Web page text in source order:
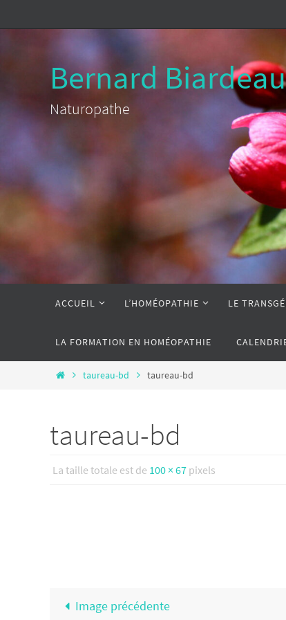
vers
Bernard Biardeau
Naturopathe
ACCUEIL L’HOMÉOPATHIE LE
LA FORMATION EN HOMÉOPATHIE
Hometaureau-bd taureau-bd
taureau-bd
La taille totale est de 100 × 67 pixels
Image précédente